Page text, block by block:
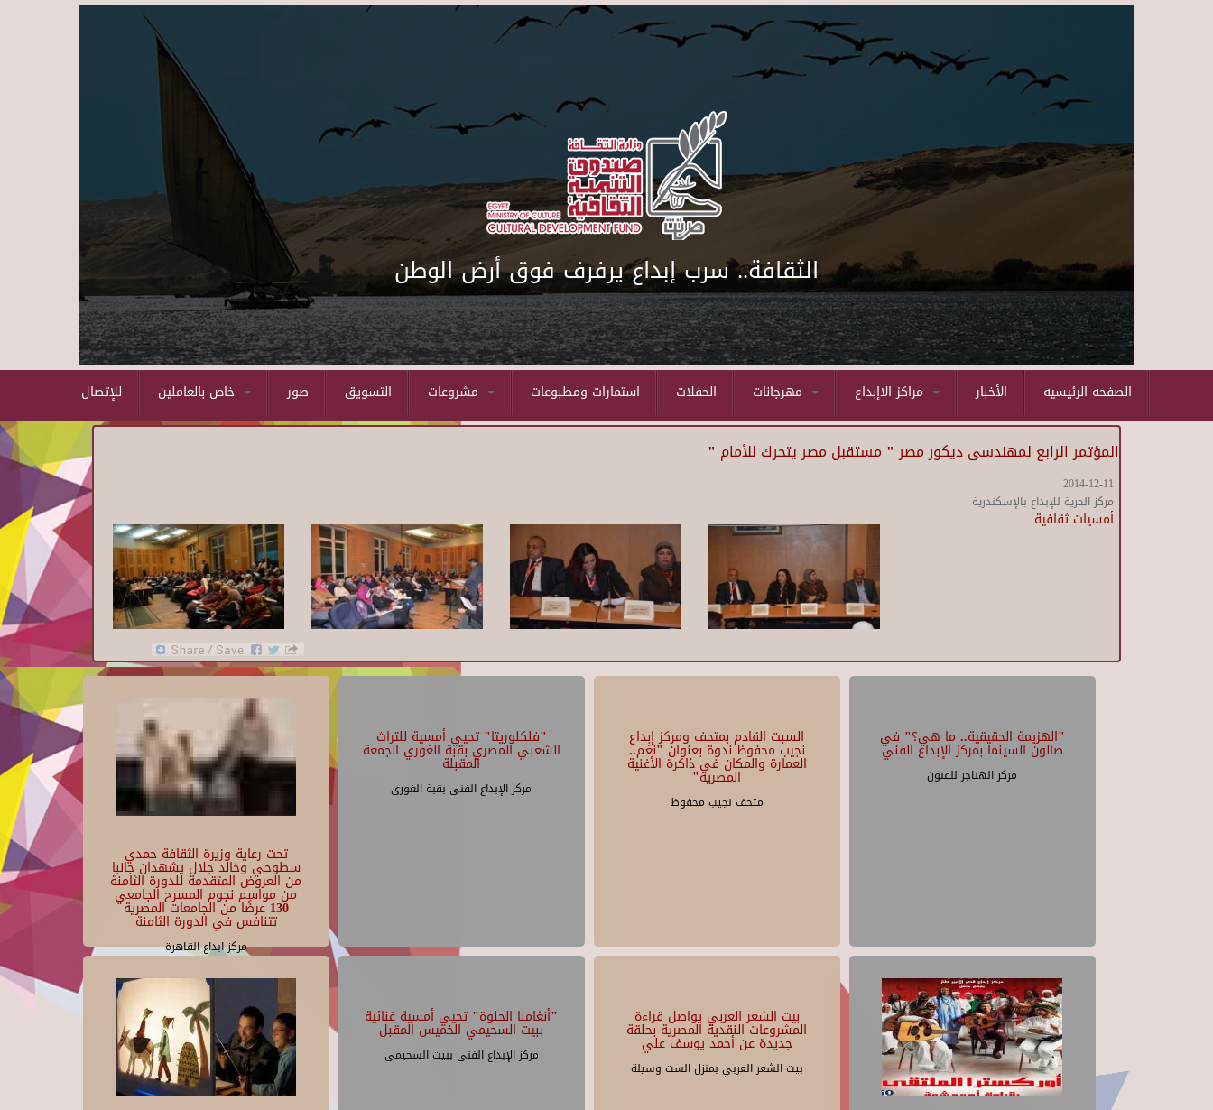
Skip to main content
الثقافة.. سرب إبداع يرفرف فوق أرض الوطن
للإتصال صور التسويق استمارات ومطبوعات الحفلات الأخبار الصفحه الرئيسيه
المؤتمر الرابع لمهندسى ديكور مصر " مستقبل مصر يتحرك للأمام "
2014-12-11
مركز الحرية للإبداع بالإسكندرية
أمسيات ثقافية
تحت رعاية وزيرة الثقافة حمدي
سطوحي وخالد جلال يشهدان جانبا
من العروض المتقدمة للدورة الثامنة
من مواسم نجوم المسرح الجامعي
130 عرضًا من الجامعات المصرية
تتنافس في الدورة الثامنة
مركز ابداع القاهرة
"فلكلوريتا" تحيي أمسية للتراث
الشعبي المصري بقبة الغوري الجمعة
المقبلة
مركز الإبداع الفنى بقبة الغورى
السبت القادم بمتحف ومركز إبداع
نجيب محفوظ ندوة بعنوان "نغم..
العمارة والمكان في ذاكرة الأغنية
المصرية"
متحف نجيب محفوظ
"الهزيمة الحقيقية.. ما هي؟" في
صالون السينما بمركز الإبداع الفني
مركز الهناجر للفنون
"أنغامنا الحلوة" تحيي أمسية غنائية
ببيت السحيمي الخميس المقبل
مركز الإبداع الفنى ببيت السحيمى
بيت الشعر العربي يواصل قراءة
المشروعات النقدية المصرية بحلقة
جديدة عن أحمد يوسف علي
بيت الشعر العربي بمنزل الست وسيلة